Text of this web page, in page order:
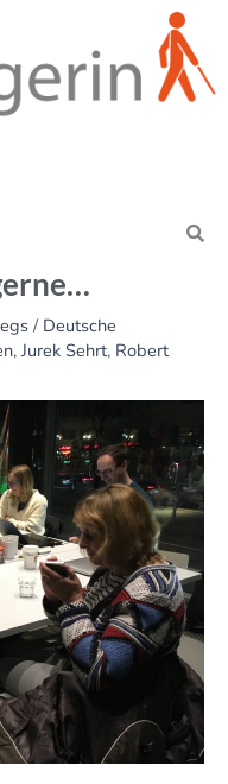
Search
/ Deutsche
, Jurek Sehrt, Robert